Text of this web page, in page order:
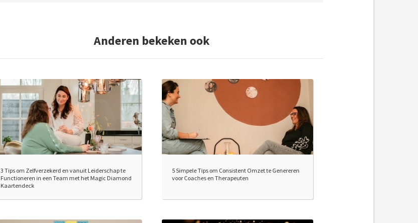
Anderen bekeken ook
3 Tips om Zelfverzekerd en vanuit Leiderschap te
Functioneren in een Team met het Magic Diamond
Kaartendeck
5 Simpele Tips om Consistent Omzet te Genereren
voor Coaches en Therapeuten